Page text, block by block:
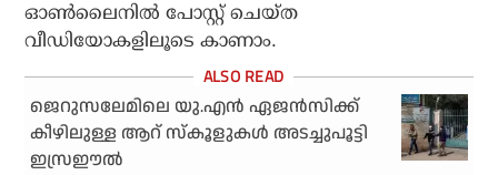
ഓണ്‍ലൈനില്‍ പോസ്റ്റ് ചെയ്ത
വീഡിയോകളിലൂടെ കാണാം.
ജെറുസലേമിലെ യു.എന്‍ ഏജന്‍സിക്ക്
കീഴിലുള്ള ആറ് സ്‌കൂളുകള്‍ അടച്ചുപൂട്ടി
ഇസ്രഈല്‍